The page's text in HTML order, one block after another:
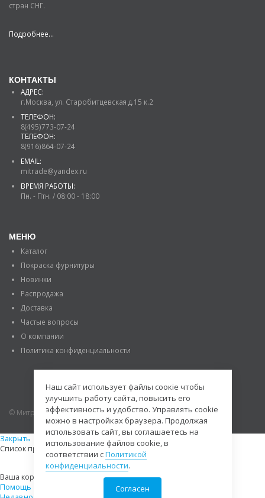
стран СНГ.
Подробнее...
КОНТАКТЫ
АДРЕС:
г.Москва, ул. Старобитцевская д.15 к.2
ТЕЛЕФОН:
8(495)773-07-24
ТЕЛЕФОН:
8(916)864-07-24
EMAIL:
mitrade@yandex.ru
ВРЕМЯ РАБОТЫ:
Пн. - Птн. / 08:00 - 18:00
МЕНЮ
Каталог
Покраска фурнитуры
Новинки
Распродажа
Доставка
Частые вопросы
О компании
Политика конфиденциальности
© Митраде. 2020. Все права защищены.
Закрыть
Список просмотренных товаров пуст
Ваша корзина пуста
Помощь
Наш сайт использует файлы соокіе чтобы
улучшить работу сайта, повысить его
эффективность и удобство. Управлять cookie
можно в настройках браузера. Продолжая
использовать сайт, вы соглашаетесь на
использование файлов cookie, в
соответствии сПолитикой
конфиденциальности.
Согласен